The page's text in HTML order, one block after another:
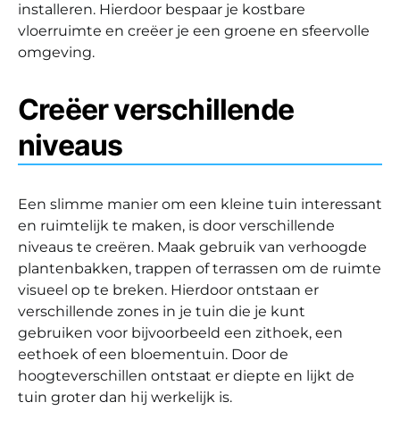
installeren. Hierdoor bespaar je kostbare
vloerruimte en creëer je een groene en sfeervolle
omgeving.
Creëer verschillende
niveaus
Een slimme manier om een kleine tuin interessant
en ruimtelijk te maken, is door verschillende
niveaus te creëren. Maak gebruik van verhoogde
plantenbakken, trappen of terrassen om de ruimte
visueel op te breken. Hierdoor ontstaan er
verschillende zones in je tuin die je kunt
gebruiken voor bijvoorbeeld een zithoek, een
eethoek of een bloementuin. Door de
hoogteverschillen ontstaat er diepte en lijkt de
tuin groter dan hij werkelijk is.